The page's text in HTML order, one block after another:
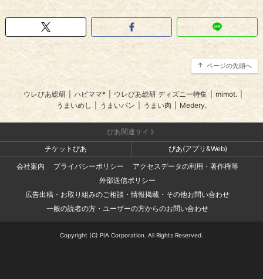
ページの先頭へ
ウレぴあ総研 ハピママ* ウレぴあ総研 ディズニー特集 | mimot.
うまいめし
| うまいパン うまい肉 | Medery.
ぴあ関連サイト
チケットぴあ
ぴあ(アプリ&Web)
会社案内
プライバシーポリシー
アクセスデータの利用・著作権等
外部送信ポリシー
広告出稿・お取り組みのご相談・情報掲載・その他お問い合わせ
一般の読者の方・ユーザーの方からのお問い合わせ
Copyright (C) PIA Corporation. All Rights Reserved.